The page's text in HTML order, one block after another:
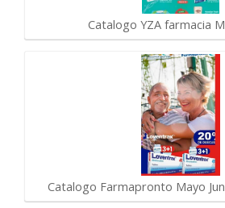
Catalogo YZA farmacia
Catalogo Farmapronto Mayo